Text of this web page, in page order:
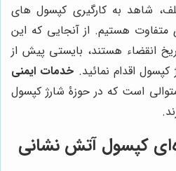
شاهد به کارگیری کپسول های
هستیم. از آنجایی که این
انقضاء هستند، بایستی پیش از
اقدام نمائید. خدمات ایمنی
است که در حوزۀ شارژ کپسول
کپسول آتش نشانی